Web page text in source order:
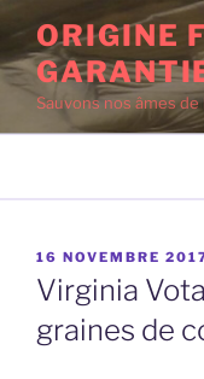
contenu
principal
ORIGINE
Sauvons nos âmes de
PUBLIÉ
LE
16 NOVEMBRE
Virginia
graines de